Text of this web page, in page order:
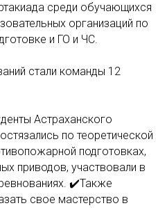
среди обучающихся
организаций по
и ГО и ЧС.
стали команды 12
Астраханского
по теоретической
подготовках,
приводов, участвовали в
✔️Также
свое мастерство в